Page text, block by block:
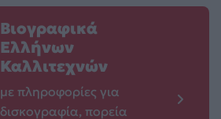
Βιογραφικά
Ελλήνων
Καλλιτεχνών
με πληροφορίες για
δισκογραφία, πορεία